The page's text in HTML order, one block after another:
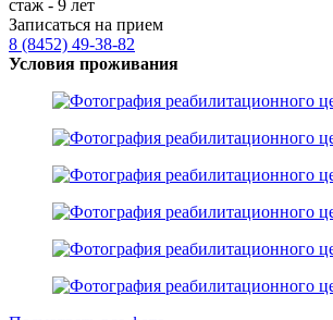
стаж - 9 лет
Записаться на прием
8 (8452) 49-38-82
Условия проживания